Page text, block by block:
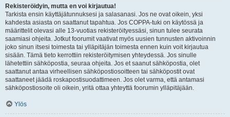
Rekisteröidyin, mutta en voi kirjautua!
Tarkista ensin käyttäjätunnuksesi ja salasanasi. Jos ne ovat oikein, yksi
kahdesta asiasta on saattanut tapahtua. Jos COPPA-tuki on käytössä ja
määrittelit olevasi alle 13-vuotias rekisteröityessäsi, sinun tulee seurata
saamiasi ohjeita. Jotkut foorumit vaativat myös uusien tunnusten aktivoinnin
joko sinun itsesi toimesta tai ylläpitäjän toimesta ennen kuin voit kirjautua
sisään. Tämä tieto kerrottiin rekisteröitymisen yhteydessä. Jos sinulle
lähetettiin sähköpostia, seuraa ohjeita. Jos et saanut sähköpostia, olet
saattanut antaa virheellisen sähköpostiosoitteen tai sähköpostit ovat
saattaneet jäädä roskapostisuodattimeen. Jos olet varma, että antamasi
sähköpostiosoite oli oikein, yritä ottaa yhteyttä foorumin ylläpitäjään.
Ylös